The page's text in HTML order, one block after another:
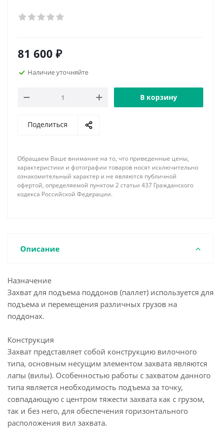
81 600 ₽
Наличие уточняйте
В корзину
Поделиться
Обращаем Ваше внимание на то, что приведенные цены,
характеристики и фотографии товаров носят исключительно
ознакомительный характер и не являются публичной
офертой, определяемой пунктом 2 статьи 437 Гражданского
кодекса Российской Федерации.
Описание
Назначение
Захват для подъема поддонов (паллет) используется для
подъема и перемещения различных грузов на
поддонах.
Конструкция
Захват представляет собой конструкцию вилочного
типа, основным несущим элементом захвата являются
лапы (вилы). Особенностью работы с захватом данного
типа является необходимость подъема за точку,
совпадающую с центром тяжести захвата как с грузом,
так и без него, для обеспечения горизонтального
расположения вил захвата.